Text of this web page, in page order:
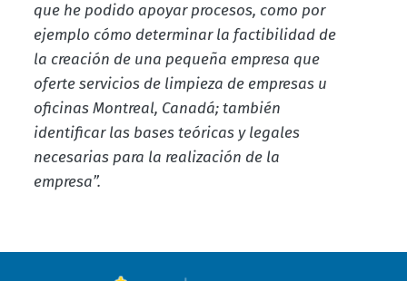
que he podido apoyar procesos, como por
ejemplo cómo determinar la factibilidad de
la creación de una pequeña empresa que
oferte servicios de limpieza de empresas u
oficinas Montreal, Canadá; también
identificar las bases teóricas y legales
necesarias para la realización de la
empresa”.